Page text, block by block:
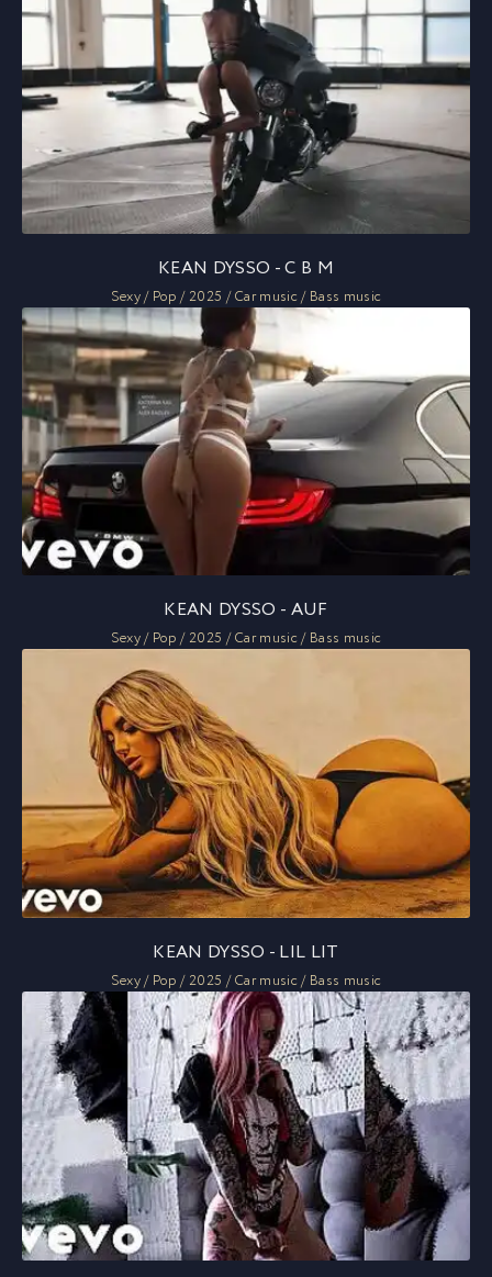
KEAN DYSSO - C B M
Sexy / Pop / 2025 / Car music / Bass music
KEAN DYSSO - AUF
Sexy / Pop / 2025 / Car music / Bass music
KEAN DYSSO - LIL LIT
Sexy / Pop / 2025 / Car music / Bass music